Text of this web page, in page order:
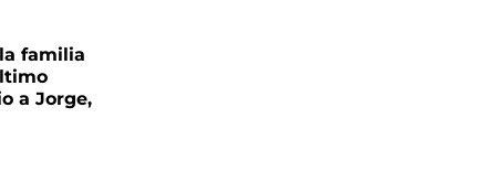
familia
a Jorge,